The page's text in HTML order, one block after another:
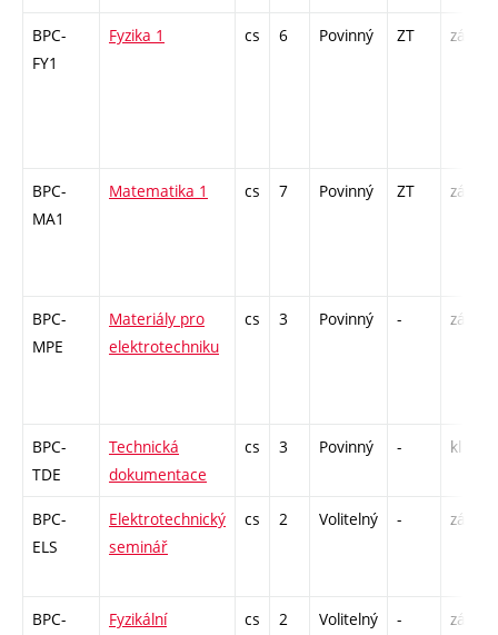
BPC-
FY1
Fyzika 1 cs 6 Povinný ZT zá,zk
BPC-
MA1
Matematika 1 cs 7 Povinný ZT zá,zk
BPC-
MPE
Materiály pro
elektrotechniku
cs 3 Povinný - zá,zk
BPC-
TDE
Technická
dokumentace
cs 3 Povinný - kl
BPC-
ELS
Elektrotechnický
seminář
cs 2 Volitelný - zá
BPC-
Fyzikální
cs 2 Volitelný - zá